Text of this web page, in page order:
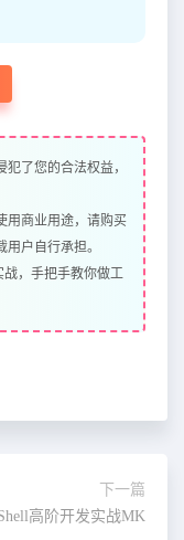
了您的合法权益，
用商业用途，请购买
户自行承担。
，手把手教你做工
下一篇
高阶开发实战MK